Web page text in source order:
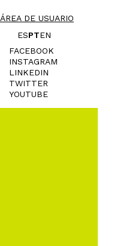
ÁREA DE USUARIO
ESPTEN
FACEBOOK
INSTAGRAM
LINKEDIN
TWITTER
YOUTUBE